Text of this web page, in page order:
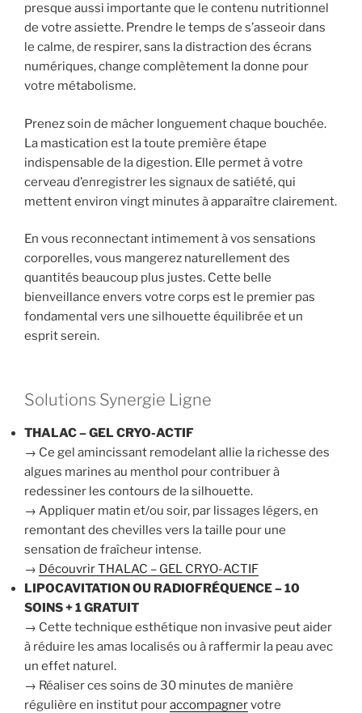
presque aussi importante que le contenu nutritionnel
de votre assiette. Prendre le temps de s’asseoir dans
le calme, de respirer, sans la distraction des écrans
numériques, change complètement la donne pour
votre métabolisme.
Prenez soin de mâcher longuement chaque bouchée.
La mastication est la toute première étape
indispensable de la digestion. Elle permet à votre
cerveau d’enregistrer les signaux de satiété, qui
mettent environ vingt minutes à apparaître clairement.
En vous reconnectant intimement à vos sensations
corporelles, vous mangerez naturellement des
quantités beaucoup plus justes. Cette belle
bienveillance envers votre corps est le premier pas
fondamental vers une silhouette équilibrée et un
esprit serein.
Solutions Synergie Ligne
THALAC – GEL CRYO-ACTIF
→ Ce gel amincissant remodelant allie la richesse des
algues marines au menthol pour contribuer à
redessiner les contours de la silhouette.
→ Appliquer matin et/ou soir, par lissages légers, en
remontant des chevilles vers la taille pour une
sensation de fraîcheur intense.
→ Découvrir THALAC – GEL CRYO-ACTIF
LIPOCAVITATION OU RADIOFRÉQUENCE – 10
SOINS + 1 GRATUIT
→ Cette technique esthétique non invasive peut aider
à réduire les amas localisés ou à raffermir la peau avec
un effet naturel.
→ Réaliser ces soins de 30 minutes de manière
régulière en institut pouraccompagnervotre